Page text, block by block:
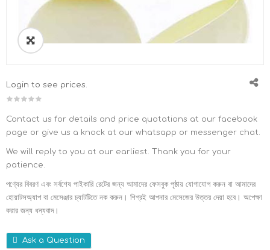
Login to see prices.
Contact us for details and price quotations at our facebook
page or give us a knock at our whatsapp or messenger chat.
We will reply to you at our earliest. Thank you for your
patience.
পণ্যের বিবরণ এবং সর্বশেষ পাইকারি রেটের জন্য আমাদের ফেসবুক পৃষ্ঠায় যোগাযোগ করুন বা আমাদের
হোয়াটসঅ্যাপ বা মেসেঞ্জার চ্যাটটিতে নক করুন। শিগ্রই আপনার মেসেজের উত্তর দেয়া হবে। অপেক্ষা
করার জন্য ধন্যবাদ।
Ask a Question